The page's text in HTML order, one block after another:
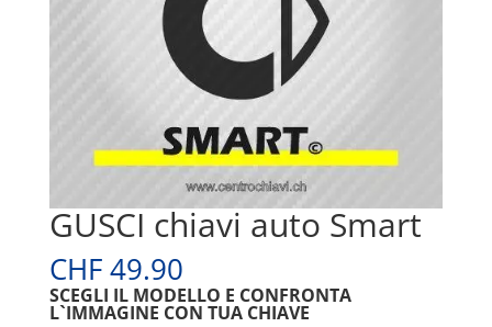
GUSCI chiavi auto Smart
CHF49.90
SCEGLI IL MODELLO E CONFRONTA
L`IMMAGINE CON TUA CHIAVE